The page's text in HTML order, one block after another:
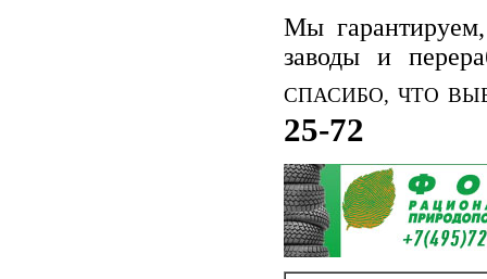
Мы
заводы и
СПАСИБО, ЧТО
25-72